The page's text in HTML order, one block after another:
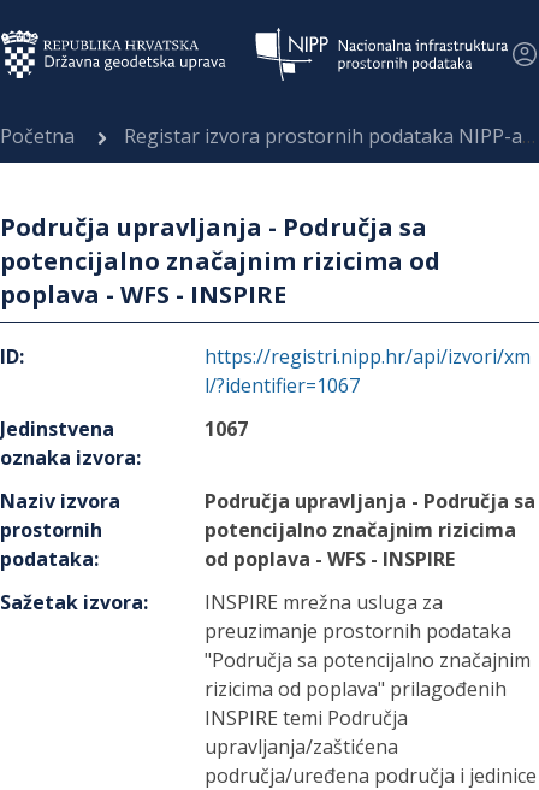
Početna Registar izvora prostornih podataka NIPP-a
Područja upravljanja - Područja sa
potencijalno značajnim rizicima od
poplava - WFS - INSPIRE
ID:
https://registri.nipp.hr/api/izvori/xm
l/?identifier=1067
Jedinstvena
oznaka izvora:
1067
Naziv izvora
prostornih
podataka:
Područja upravljanja - Područja sa
potencijalno značajnim rizicima
od poplava - WFS - INSPIRE
Sažetak izvora:
INSPIRE mrežna usluga za
preuzimanje prostornih podataka
"Područja sa potencijalno značajnim
rizicima od poplava" prilagođenih
INSPIRE temi Područja
upravljanja/zaštićena
područja/uređena područja i jedinice